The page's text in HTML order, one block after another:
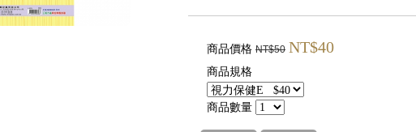
商品價格 NT$50 NT$40
商品規格
商品數量